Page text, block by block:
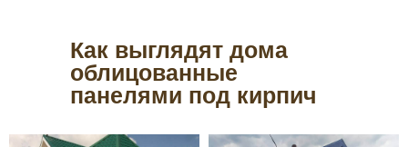
Как выглядят дома
облицованные
панелями под кирпич